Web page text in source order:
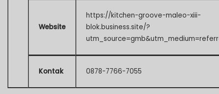
Website
https://kitchen-groove-maleo-xiii-
blok.business.site/?
Kontak 0878-7766-7055